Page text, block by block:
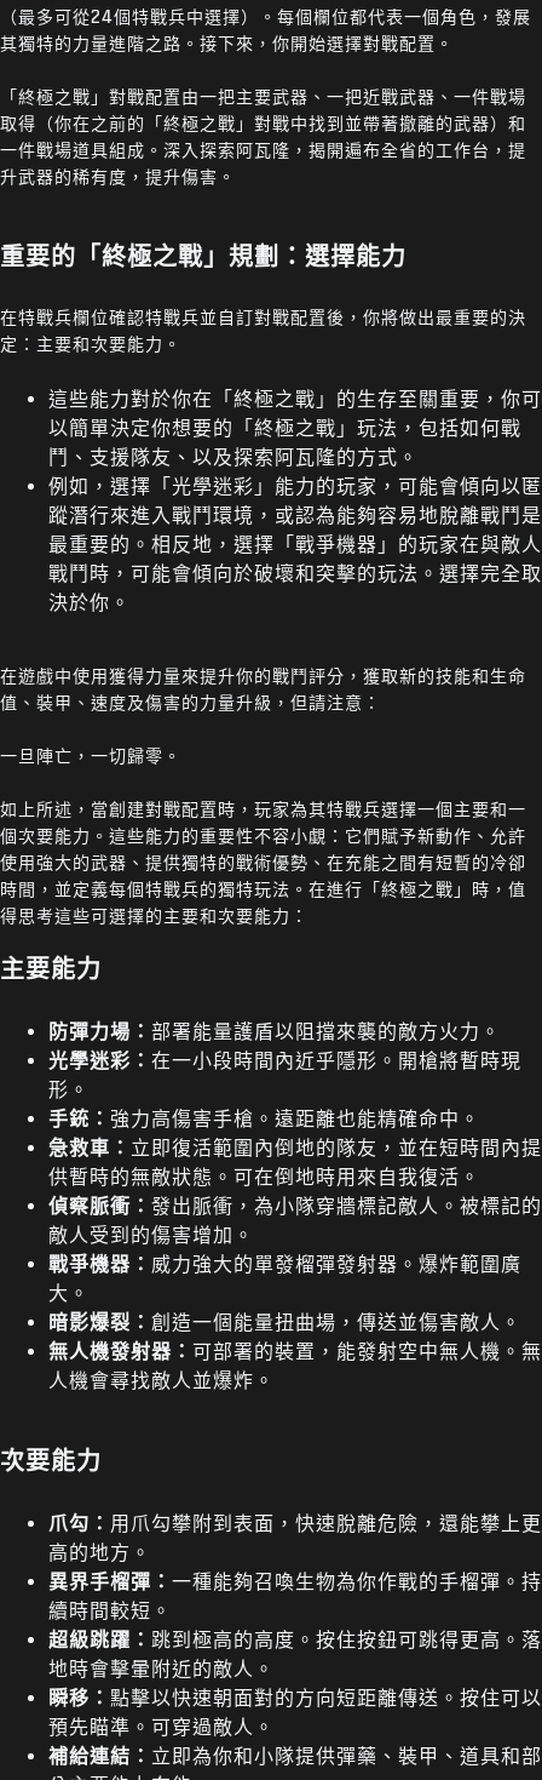
（最多可從24個特戰兵中選擇）。每個欄位都代表一個角色，發展
其獨特的力量進階之路。接下來，你開始選擇對戰配置。
「終極之戰」對戰配置由一把主要武器、一把近戰武器、一件戰場
取得（你在之前的「終極之戰」對戰中找到並帶著撤離的武器）和
一件戰場道具組成。深入探索阿瓦隆，揭開遍布全省的工作台，提
升武器的稀有度，提升傷害。
重要的「終極之戰」規劃：選擇能力
在特戰兵欄位確認特戰兵並自訂對戰配置後，你將做出最重要的決
定：主要和次要能力。
這些能力對於你在「終極之戰」的生存至關重要，你可
以簡單決定你想要的「終極之戰」玩法，包括如何戰
鬥、支援隊友、以及探索阿瓦隆的方式。
例如，選擇「光學迷彩」能力的玩家，可能會傾向以匿
蹤潛行來進入戰鬥環境，或認為能夠容易地脫離戰鬥是
最重要的。相反地，選擇「戰爭機器」的玩家在與敵人
戰鬥時，可能會傾向於破壞和突擊的玩法。選擇完全取
決於你。
在遊戲中使用獲得力量來提升你的戰鬥評分，獲取新的技能和生命
值、裝甲、速度及傷害的力量升級，但請注意：
一旦陣亡，一切歸零。
如上所述，當創建對戰配置時，玩家為其特戰兵選擇一個主要和一
個次要能力。這些能力的重要性不容小覷：它們賦予新動作、允許
使用強大的武器、提供獨特的戰術優勢、在充能之間有短暫的冷卻
時間，並定義每個特戰兵的獨特玩法。在進行「終極之戰」時，值
得思考這些可選擇的主要和次要能力：
主要能力
防彈力場： 部署能量護盾以阻擋來襲的敵方火力。
光學迷彩： 在一小段時間內近乎隱形。開槍將暫時現
形。
手銃： 強力高傷害手槍。遠距離也能精確命中。
急救車： 立即復活範圍內倒地的隊友，並在短時間內提
供暫時的無敵狀態。可在倒地時用來自我復活。
偵察脈衝： 發出脈衝，為小隊穿牆標記敵人。被標記的
敵人受到的傷害增加。
戰爭機器： 威力強大的單發榴彈發射器。爆炸範圍廣
大。
暗影爆裂： 創造一個能量扭曲場，傳送並傷害敵人。
無人機發射器： 可部署的裝置，能發射空中無人機。無
人機會尋找敵人並爆炸。
次要能力
爪勾： 用爪勾攀附到表面，快速脫離危險，還能攀上更
高的地方。
異界手榴彈： 一種能夠召喚生物為你作戰的手榴彈。持
續時間較短。
超級跳躍： 跳到極高的高度。按住按鈕可跳得更高。落
地時會擊暈附近的敵人。
瞬移： 點擊以快速朝面對的方向短距離傳送。按住可以
預先瞄準。可穿過敵人。
補給連結： 立即為你和小隊提供彈藥、裝甲、道具和部